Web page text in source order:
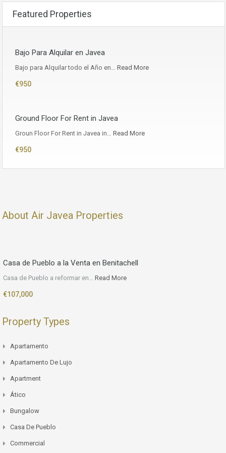
Featured Properties
Bajo Para Alquilar en Javea
Bajo para Alquilar todo el Año en… Read More
€950
Ground Floor For Rent in Javea
Groun Floor For Rent in Javea in… Read More
€950
About Air Javea Properties
Casa de Pueblo a la Venta en Benitachell
Casa de Pueblo a reformar en… Read More
€107,000
Property Types
Apartamento
Apartamento De Lujo
Apartment
Ático
Bungalow
Casa De Pueblo
Commercial